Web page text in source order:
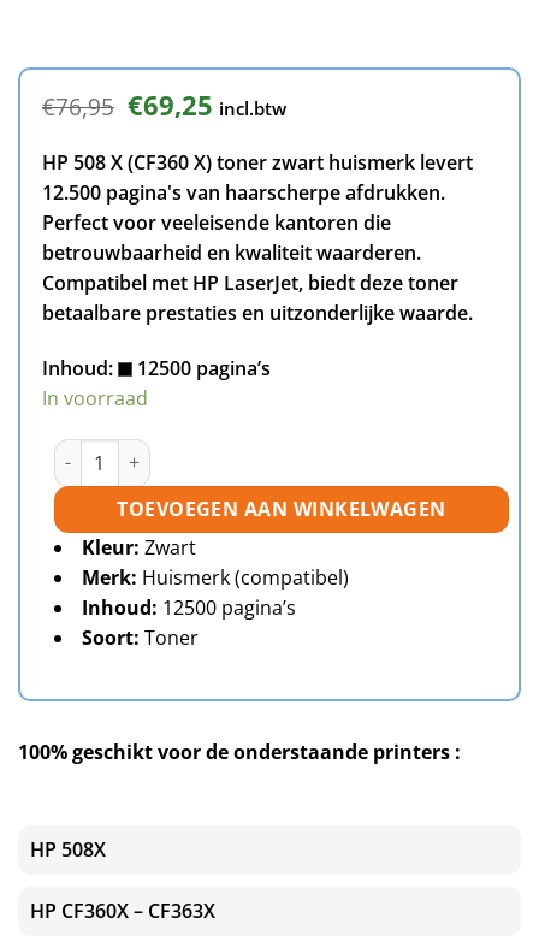
€76,95 Oorspronkelijke
prijs
was:
€76,95.
€69,25Huidige
prijs
€69,25.
incl.btw
HP 508 X (CF360 X) toner zwart huismerk levert
12.500 pagina's van haarscherpe afdrukken.
Perfect voor veeleisende kantoren die
betrouwbaarheid en kwaliteit waarderen.
Compatibel met HP LaserJet, biedt deze toner
betaalbare prestaties en uitzonderlijke waarde.
Inhoud:
12500 pagina’s
In voorraad
HP 508X (CF360X) toner zwart huismerk aantal
TOEVOEGEN AAN WINKELWAGEN
Kleur: Zwart
Merk: Huismerk (compatibel)
Inhoud: 12500 pagina’s
Soort: Toner
100% geschikt voor de onderstaande printers :
HP 508X
HP CF360X – CF363X